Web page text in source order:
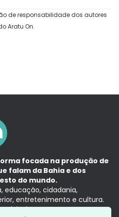
de responsabilidade dos autores
Aratu On.
focada na produção de
falam da Bahia e dos
do mundo.
educação, cidadania,
entretenimento e cultura.
é no tempo presente,